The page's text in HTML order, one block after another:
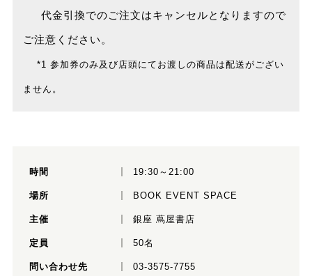
代金引換でのご注文はキャンセルとなりますので
ご注意ください。
*1 参加券のみ及び店頭にてお渡しの商品は配送がござい
ません。
時間 19:30～21:00
場所 BOOK EVENT SPACE
主催 銀座 蔦屋書店
定員 50名
問い合わせ先 03-3575-7755